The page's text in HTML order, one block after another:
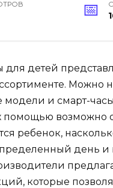
для детей
Можно
и смарт-
помощью возможно
ребенок,
день и
которые